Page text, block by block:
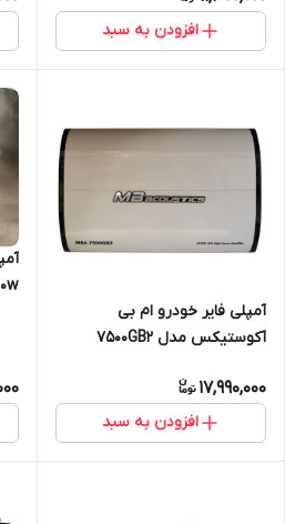
افزودن به سبد
آمپلی فایر خودرو ام بی
آکوستیکس مدل 7500GB2
17,990,000
افزودن به سبد